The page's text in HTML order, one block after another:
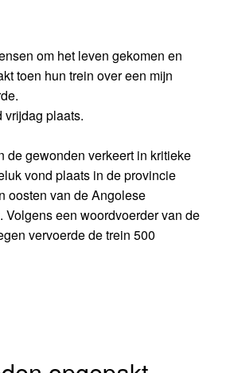
om het leven gekomen en
toen hun trein over een mijn
vrijdag plaats.
de gewonden verkeert in kritieke
vond plaats in de provincie
oosten van de Angolese
Volgens een woordvoerder van de
vervoerde de trein 500